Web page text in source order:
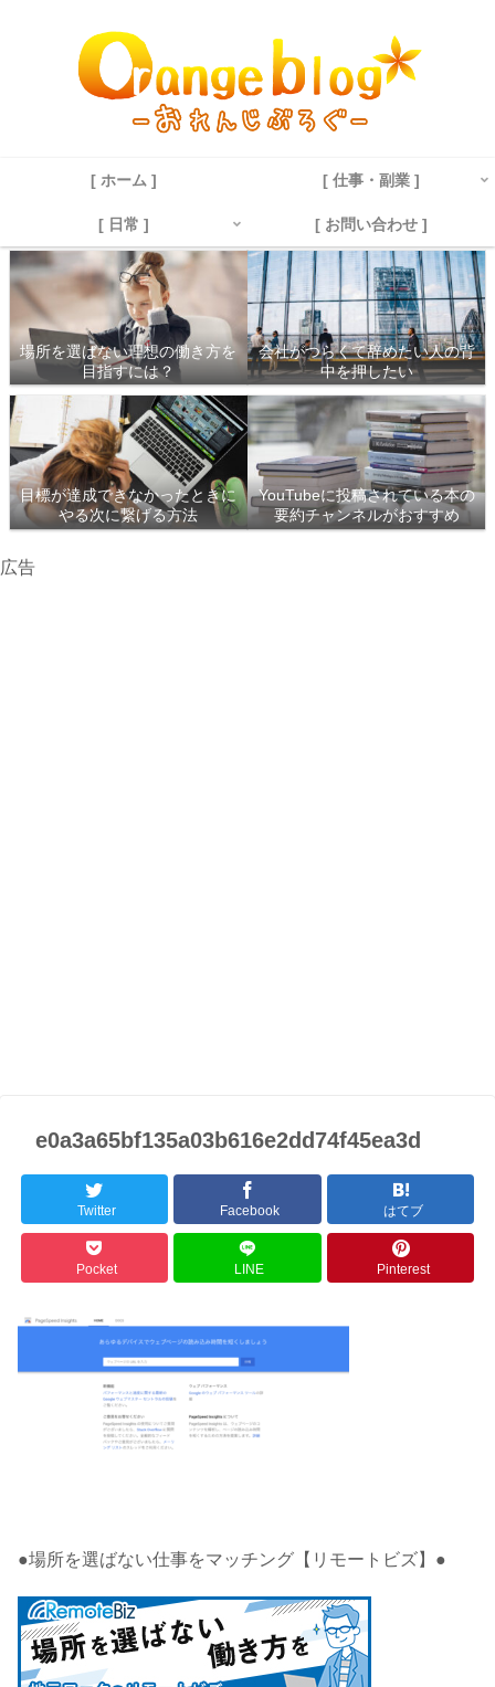
[ ホーム ] [ 仕事・副業 ]
[ 日常 ] [ お問い合わせ ]
場所を選ばない理想の働き方を
目指すには？
会社がつらくて辞めたい人の背
中を押したい
目標が達成できなかったときに
やる次に繋げる方法
YouTubeに投稿されている本の
要約チャンネルがおすすめ
広告
e0a3a65bf135a03b616e2dd74f45ea3d
Twitter Facebook はてブ
Pocket LINE Pinterest
●場所を選ばない仕事をマッチング【リモートビズ】●